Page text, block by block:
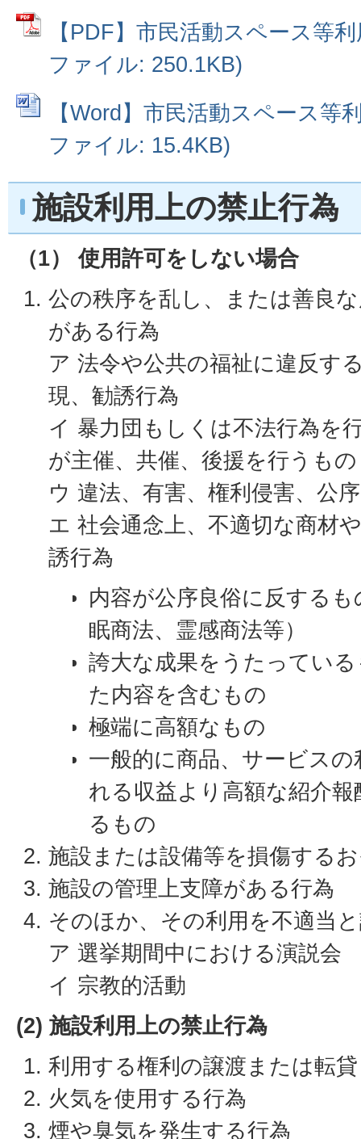
【PDF】市民活動スペース等
ファイル: 250.1KB)
【Word】市民活動スペース等
ファイル: 15.4KB)
施設利用上の禁止行為
（1） 使用許可をしない場合
公の秩序を乱し、または善良
がある行為
ア 法令や公共の福祉に違反す
現、勧誘行為
イ 暴力団もしくは不法行為を
が主催、共催、後援を行うもの
ウ 違法、有害、権利侵害、公
エ 社会通念上、不適切な商材
誘行為
内容が公序良俗に反する
眠商法、霊感商法等）
誇大な成果をうたってい
た内容を含むもの
極端に高額なもの
一般的に商品、サービス
れる収益より高額な紹介
るもの
施設または設備等を損傷する
施設の管理上支障がある行為
そのほか、その利用を不適当
ア 選挙期間中における演説会
イ 宗教的活動
(2) 施設利用上の禁止行為
利用する権利の譲渡または転貸
火気を使用する行為
煙や臭気を発生する行為